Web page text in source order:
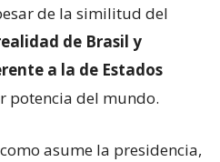
de la similitud del
de Brasil y
a la de Estados
potencia del mundo.
asume la presidencia,